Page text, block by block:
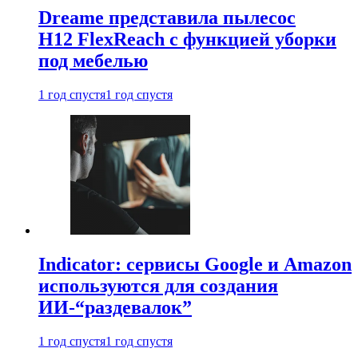
Dreame представила пылесос
H12 FlexReach с функцией уборки
под мебелью
1 год спустя1 год спустя
Indicator: сервисы Google и Amazon
используются для создания
ИИ-“раздевалок”
1 год спустя1 год спустя